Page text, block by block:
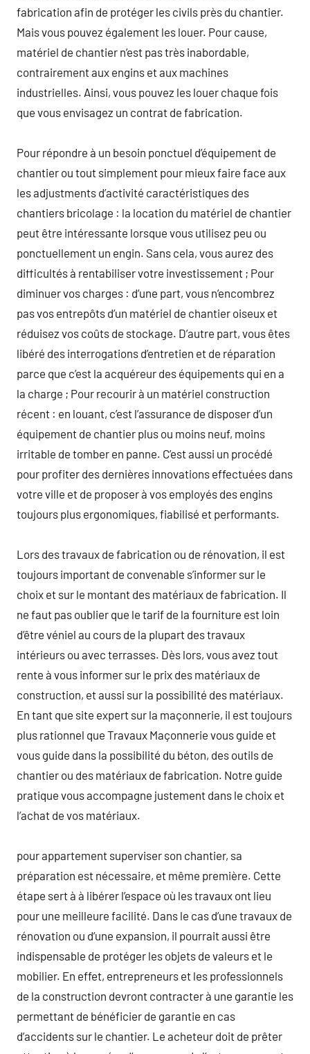
fabrication afin de protéger les civils près du chantier.
Mais vous pouvez également les louer. Pour cause,
matériel de chantier n’est pas très inabordable,
contrairement aux engins et aux machines
industrielles. Ainsi, vous pouvez les louer chaque fois
que vous envisagez un contrat de fabrication.
Pour répondre à un besoin ponctuel d’équipement de
chantier ou tout simplement pour mieux faire face aux
les adjustments d’activité caractéristiques des
chantiers bricolage : la location du matériel de chantier
peut être intéressante lorsque vous utilisez peu ou
ponctuellement un engin. Sans cela, vous aurez des
difficultés à rentabiliser votre investissement ; Pour
diminuer vos charges : d’une part, vous n’encombrez
pas vos entrepôts d’un matériel de chantier oiseux et
réduisez vos coûts de stockage. D’autre part, vous êtes
libéré des interrogations d’entretien et de réparation
parce que c’est la acquéreur des équipements qui en a
la charge ; Pour recourir à un matériel construction
récent : en louant, c’est l’assurance de disposer d’un
équipement de chantier plus ou moins neuf, moins
irritable de tomber en panne. C’est aussi un procédé
pour profiter des dernières innovations effectuées dans
votre ville et de proposer à vos employés des engins
toujours plus ergonomiques, fiabilisé et performants.
Lors des travaux de fabrication ou de rénovation, il est
toujours important de convenable s’informer sur le
choix et sur le montant des matériaux de fabrication. Il
ne faut pas oublier que le tarif de la fourniture est loin
d’être véniel au cours de la plupart des travaux
intérieurs ou avec terrasses. Dès lors, vous avez tout
rente à vous informer sur le prix des matériaux de
construction, et aussi sur la possibilité des matériaux.
En tant que site expert sur la maçonnerie, il est toujours
plus rationnel que Travaux Maçonnerie vous guide et
vous guide dans la possibilité du béton, des outils de
chantier ou des matériaux de fabrication. Notre guide
pratique vous accompagne justement dans le choix et
l’achat de vos matériaux.
pour appartement superviser son chantier, sa
préparation est nécessaire, et même première. Cette
étape sert à à libérer l’espace où les travaux ont lieu
pour une meilleure facilité. Dans le cas d’une travaux de
rénovation ou d’une expansion, il pourrait aussi être
indispensable de protéger les objets de valeurs et le
mobilier. En effet, entrepreneurs et les professionnels
de la construction devront contracter à une garantie les
permettant de bénéficier de garantie en cas
d’accidents sur le chantier. Le acheteur doit de prêter